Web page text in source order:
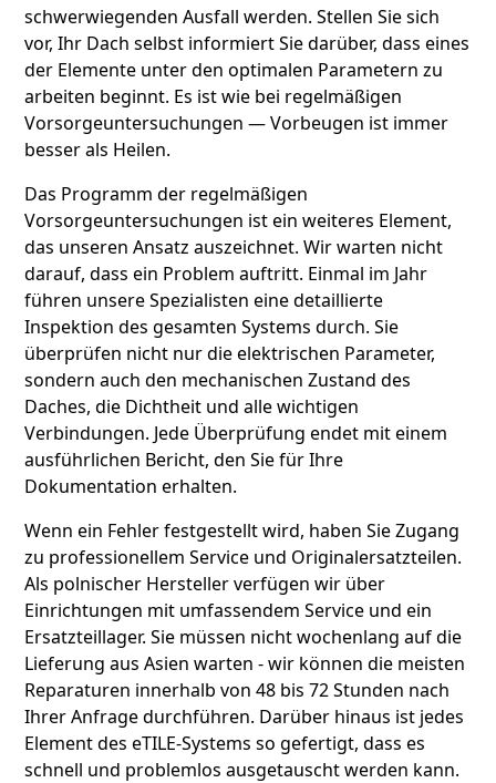
schwerwiegenden Ausfall werden. Stellen Sie sich
vor, Ihr Dach selbst informiert Sie darüber, dass eines
der Elemente unter den optimalen Parametern zu
arbeiten beginnt. Es ist wie bei regelmäßigen
Vorsorgeuntersuchungen — Vorbeugen ist immer
besser als Heilen.
Das Programm der regelmäßigen
Vorsorgeuntersuchungen ist ein weiteres Element,
das unseren Ansatz auszeichnet. Wir warten nicht
darauf, dass ein Problem auftritt. Einmal im Jahr
führen unsere Spezialisten eine detaillierte
Inspektion des gesamten Systems durch. Sie
überprüfen nicht nur die elektrischen Parameter,
sondern auch den mechanischen Zustand des
Daches, die Dichtheit und alle wichtigen
Verbindungen. Jede Überprüfung endet mit einem
ausführlichen Bericht, den Sie für Ihre
Dokumentation erhalten.
Wenn ein Fehler festgestellt wird, haben Sie Zugang
zu professionellem Service und Originalersatzteilen.
Als polnischer Hersteller verfügen wir über
Einrichtungen mit umfassendem Service und ein
Ersatzteillager. Sie müssen nicht wochenlang auf die
Lieferung aus Asien warten - wir können die meisten
Reparaturen innerhalb von 48 bis 72 Stunden nach
Ihrer Anfrage durchführen. Darüber hinaus ist jedes
Element des eTILE-Systems so gefertigt, dass es
schnell und problemlos ausgetauscht werden kann.